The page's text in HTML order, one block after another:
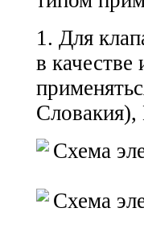
1. Для
в качестве